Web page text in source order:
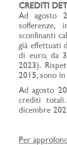
CREDITI
Ad agosto
sofferenze,
sconfinanti
già effettuati
di euro, da
2023).
2015, sono
Ad agosto
crediti
dicembre
Per